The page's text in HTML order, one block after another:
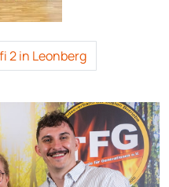
2 in Leonberg